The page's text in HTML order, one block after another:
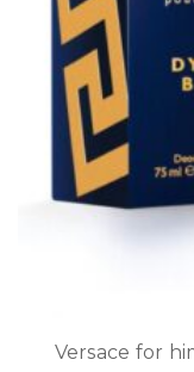
Versace for